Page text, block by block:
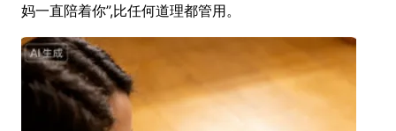
妈一直陪着你”,比任何道理都管用。